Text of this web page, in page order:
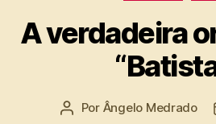
A verdadeira
Autor
Por Ângelo Medrado